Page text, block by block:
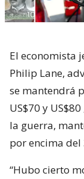
El economista
Philip Lane,
se mantendrá
US$70 y
la guerra,
por encima del
“Hubo cierto